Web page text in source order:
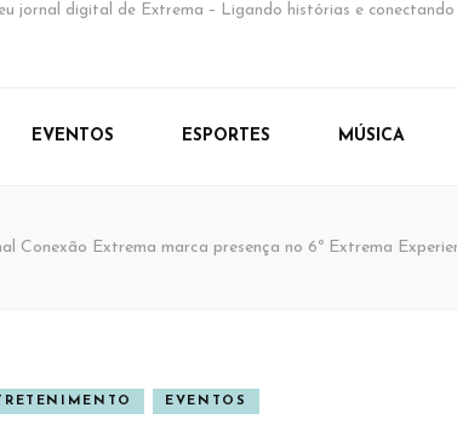
jornal digital de Extrema – Ligando histórias e conectando
EVENTOS ESPORTES MÚSICA
Conexão Extrema marca presença no 6º Extrema
EVENTOS